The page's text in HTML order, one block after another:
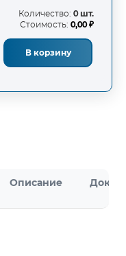
Количество: 0 шт.
Стоимость: 0,00 ₽
В корзину
Описание